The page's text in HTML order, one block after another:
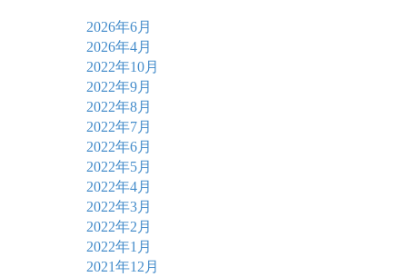
2026年6月
2026年4月
2022年10月
2022年9月
2022年8月
2022年7月
2022年6月
2022年5月
2022年4月
2022年3月
2022年2月
2022年1月
2021年12月